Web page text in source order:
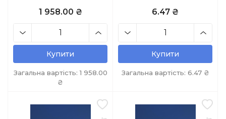
1 958.00 ₴
Купити
Загальна вартість:1 958.00
₴
6.47 ₴
Купити
Загальна вартість: 6.47₴